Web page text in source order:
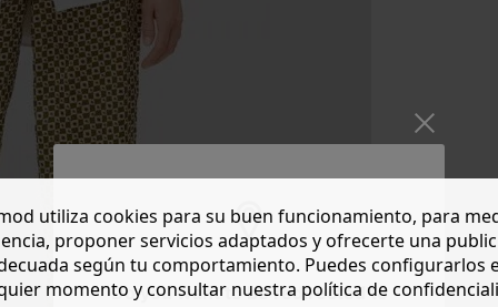
Do you want to be redirected to
utiliza cookies para su buen funcionamiento, para
proponer servicios adaptados y ofrecerte una
según tu comportamiento. Puedes configurarlos
momento y consultar nuestra política de